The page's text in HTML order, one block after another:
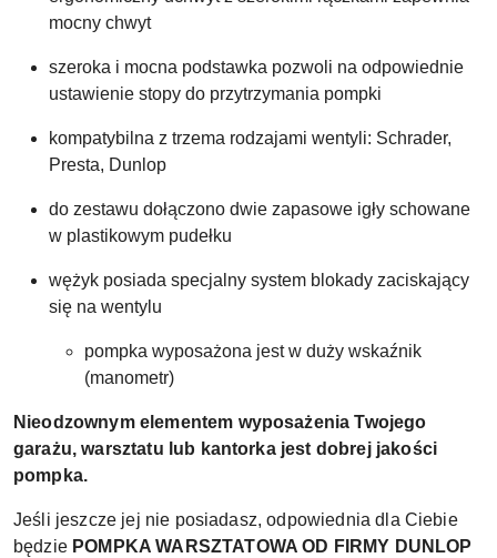
mocny chwyt
szeroka i mocna podstawka pozwoli na odpowiednie
ustawienie stopy do przytrzymania pompki
kompatybilna z trzema rodzajami wentyli: Schrader,
Presta, Dunlop
do zestawu dołączono dwie zapasowe igły schowane
w plastikowym pudełku
wężyk posiada specjalny system blokady zaciskający
się na wentylu
pompka wyposażona jest w duży wskaźnik
(manometr)
Nieodzownym elementem wyposażenia Twojego
garażu, warsztatu lub kantorka jest dobrej jakości
pompka.
Jeśli jeszcze jej nie posiadasz, odpowiednia dla Ciebie
będzie POMPKA WARSZTATOWA OD FIRMY DUNLOP